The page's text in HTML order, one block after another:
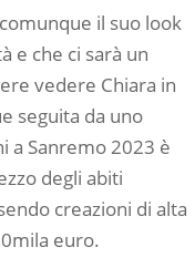
il suo look
e che ci sarà un
vedere Chiara in
seguita da uno
a Sanremo 2023 è
degli abiti
creazioni di alta
euro.